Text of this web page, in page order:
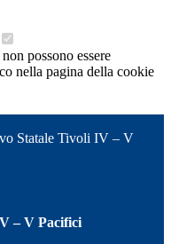
possono essere
nella pagina della cookie
Statale Tivoli IV – V
– V Pacifici